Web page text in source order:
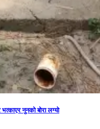
भत्काएर नुनको बोरा लग्यो